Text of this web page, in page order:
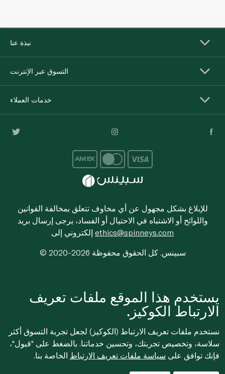
نبذة عنا
التسوق عبر الإنترنت
خدمات العملاء
للإبلاغ بشكل مجهول عن أي مخاوف تتعلق بمخالفة القوانين
واللوائح أو الاشتباه في الاحتيال أو الفساد، يرجى إرسال بريد
ethics@spinneys.com
© 2020-2026 سبينس. كل الحقوق محفوظة
يستخدم هذا الموقع ملفات تعريف
الارتباط الكوكيز.
نستخدم ملفات تعريف الارتباط (الكوكيز) لجعل تجربة التسوق أكثر
سلاسة، وتخصيص تجربتك، وتحسين خدماتنا. بالضغط على "قبول"،
فإنك توافق على سياسة ملفات تعريف الارتباط الخاصة بنا.